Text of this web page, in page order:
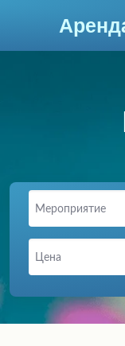
Краснодар
+7 (903)
Мероприятие
Цена